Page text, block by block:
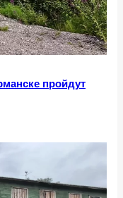
пройдут